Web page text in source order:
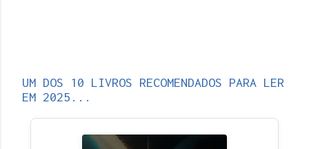
UM DOS 10 LIVROS RECOMENDADOS PARA LER
EM 2025...